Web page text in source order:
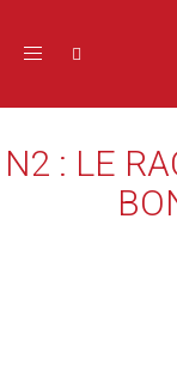
Toggle navigation
N2 : LE